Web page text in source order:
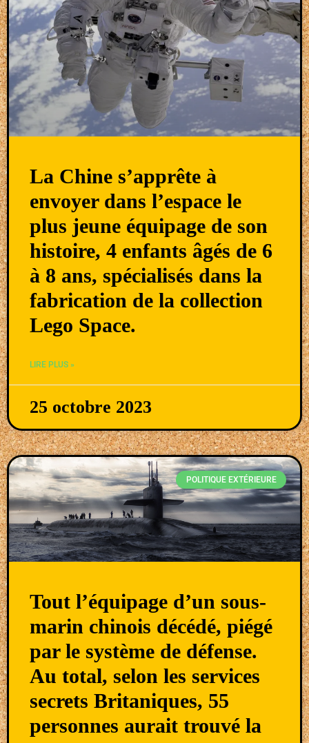
La Chine s’apprête à
envoyer dans l’espace le
plus jeune équipage de son
histoire, 4 enfants âgés de 6
à 8 ans, spécialisés dans la
fabrication de la collection
Lego Space.
LIRE PLUS »
25 octobre 2023
POLITIQUE EXTÉRIEURE
Tout l’équipage d’un sous-
marin chinois décédé, piégé
par le système de défense.
Au total, selon les services
secrets Britaniques, 55
personnes aurait trouvé la